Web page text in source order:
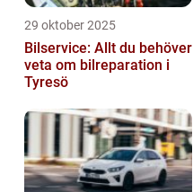
29 oktober 2025
Bilservice: Allt du behöver
veta om bilreparation i
Tyresö